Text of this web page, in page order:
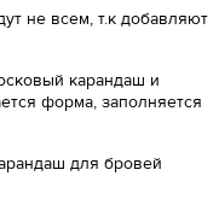
не всем, т.к добавляют
карандаш и
форма, заполняется
для бровей